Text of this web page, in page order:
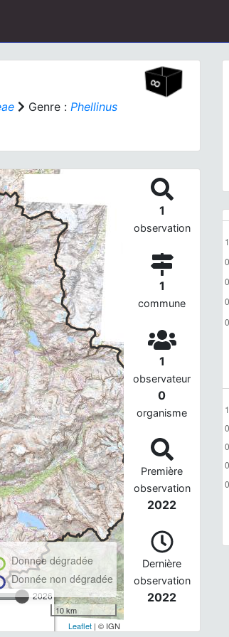
Genre : Phellinus
2026
Donnée dégradée
Donnée non dégradée
10 km
Leaflet| © IGN
1
observation
1
commune
1
observateur
0
organisme
Première
observation
2022
Dernière
observation
2022